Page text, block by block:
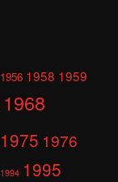
1956 1958 1959
1968
1975 1976
1994 1995